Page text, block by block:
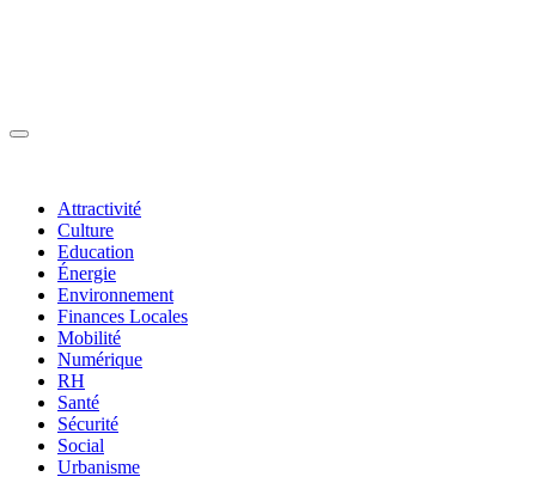
Attractivité
Culture
Education
Énergie
Environnement
Finances Locales
Mobilité
Numérique
RH
Santé
Sécurité
Social
Urbanisme